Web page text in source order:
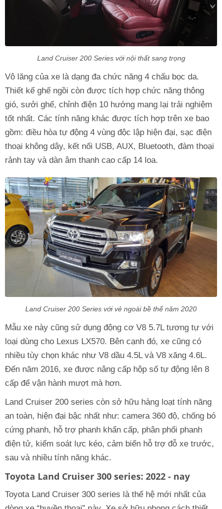
Land Cruiser 200 Series với nội thất sang trọng
Vô lăng của xe là dạng đa chức năng 4 chấu bọc da.
Thiết kế ghế ngồi còn được tích hợp chức năng thông
gió, sưởi ghế, chỉnh điện 10 hướng mang lại trải nghiệm
tốt nhất. Các tính năng khác được tích hợp trên xe bao
gồm: điều hòa tự động 4 vùng độc lập hiện đại, sạc điện
thoại không dây, kết nối USB, AUX, Bluetooth, đàm thoại
rảnh tay và dàn âm thanh cao cấp 14 loa.
Land Cruiser 200 Series với vẻ ngoài bề thế năm 2020
Mẫu xe này cũng sử dụng động cơ V8 5.7L tương tự với
loại dùng cho Lexus LX570. Bên cạnh đó, xe cũng có
nhiều tùy chọn khác như V8 dầu 4.5L và V8 xăng 4.6L.
Đến năm 2016, xe được nâng cấp hộp số tự động lên 8
cấp để vận hành mượt mà hơn.
Land Cruiser 200 series còn sở hữu hàng loạt tính năng
an toàn, hiện đại bậc nhất như: camera 360 độ, chống bó
cứng phanh, hỗ trợ phanh khẩn cấp, phân phối phanh
điện tử, kiểm soát lực kéo, cảm biến hỗ trợ đỗ xe trước,
sau và nhiều tính năng khác.
Toyota Land Cruiser 300 series: 2022 - nay
Toyota Land Cruiser 300 series là thế hệ mới nhất của